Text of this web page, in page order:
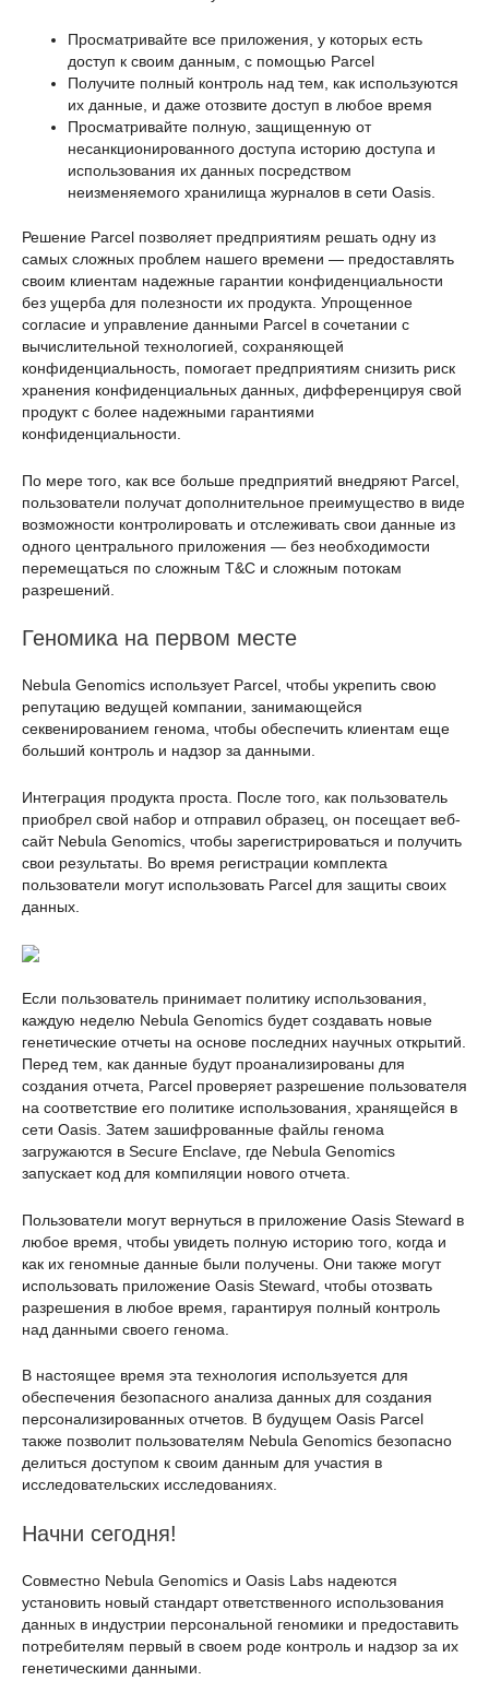
Просматривайте все приложения, у которых есть
доступ к своим данным, с помощью Parcel
Получите полный контроль над тем, как используются
их данные, и даже отозвите доступ в любое время
Просматривайте полную, защищенную от
несанкционированного доступа историю доступа и
использования их данных посредством
неизменяемого хранилища журналов в сети Oasis.
Решение Parcel позволяет предприятиям решать одну из
самых сложных проблем нашего времени — предоставлять
своим клиентам надежные гарантии конфиденциальности
без ущерба для полезности их продукта. Упрощенное
согласие и управление данными Parcel в сочетании с
вычислительной технологией, сохраняющей
конфиденциальность, помогает предприятиям снизить риск
хранения конфиденциальных данных, дифференцируя свой
продукт с более надежными гарантиями
конфиденциальности.
По мере того, как все больше предприятий внедряют Parcel,
пользователи получат дополнительное преимущество в виде
возможности контролировать и отслеживать свои данные из
одного центрального приложения — без необходимости
перемещаться по сложным T&C и сложным потокам
разрешений.
Геномика на первом месте
Nebula Genomics использует Parcel, чтобы укрепить свою
репутацию ведущей компании, занимающейся
секвенированием генома, чтобы обеспечить клиентам еще
больший контроль и надзор за данными.
Интеграция продукта проста. После того, как пользователь
приобрел свой набор и отправил образец, он посещает веб-
сайт Nebula Genomics, чтобы зарегистрироваться и получить
свои результаты. Во время регистрации комплекта
пользователи могут использовать Parcel для защиты своих
данных.
Если пользователь принимает политику использования,
каждую неделю Nebula Genomics будет создавать новые
генетические отчеты на основе последних научных открытий.
Перед тем, как данные будут проанализированы для
создания отчета, Parcel проверяет разрешение пользователя
на соответствие его политике использования, хранящейся в
сети Oasis. Затем зашифрованные файлы генома
загружаются в Secure Enclave, где Nebula Genomics
запускает код для компиляции нового отчета.
Пользователи могут вернуться в приложение Oasis Steward в
любое время, чтобы увидеть полную историю того, когда и
как их геномные данные были получены. Они также могут
использовать приложение Oasis Steward, чтобы отозвать
разрешения в любое время, гарантируя полный контроль
над данными своего генома.
В настоящее время эта технология используется для
обеспечения безопасного анализа данных для создания
персонализированных отчетов. В будущем Oasis Parcel
также позволит пользователям Nebula Genomics безопасно
делиться доступом к своим данным для участия в
исследовательских исследованиях.
Начни сегодня!
Совместно Nebula Genomics и Oasis Labs надеются
установить новый стандарт ответственного использования
данных в индустрии персональной геномики и предоставить
потребителям первый в своем роде контроль и надзор за их
генетическими данными.